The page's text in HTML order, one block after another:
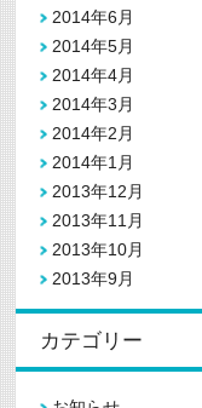
2014年6月
2014年5月
2014年4月
2014年3月
2014年2月
2014年1月
2013年12月
2013年11月
2013年10月
2013年9月
カテゴリー